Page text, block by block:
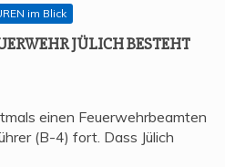
im Blick
JÜLICH BESTEHT
einen Feuerwehrbeamten
(B-4) fort. Dass Jülich